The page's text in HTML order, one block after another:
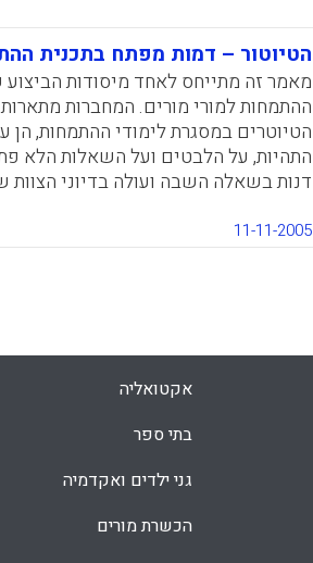
לגבי המכניזם של הלמידה בהקשרים
ובסביבות למידה שונות כפי שמקובל
הלמידה בעולם (Learning Sciences)
WhatsApp
Facebook
Email
X
הטיוטור – דמות מפתח בתכנית
מאמר זה מתייחס לאחד מיסודות הביצוע
ההתמחות למורי מורים. המחברות
הטיוטרים במסגרת לימודי ההתמחות, הן
התהיות, על הלבטים ועל השאלות הלא
דנות בשאלה השבה ועולה בדיוני הצוות
הפדגוגית-מקצועית –אקדמית של
המציגות את הגישות המוסכמות במסגרת
שץ-אופנהיימר ורבקה רייכנברג )
WhatsApp
Facebook
Email
X
11-11-2005
אקטואליה
בתי ספר
גני ילדים ואקדמיה
הכשרת מורים